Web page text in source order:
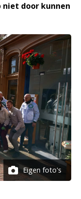
niet door kunnen
Eigen foto's